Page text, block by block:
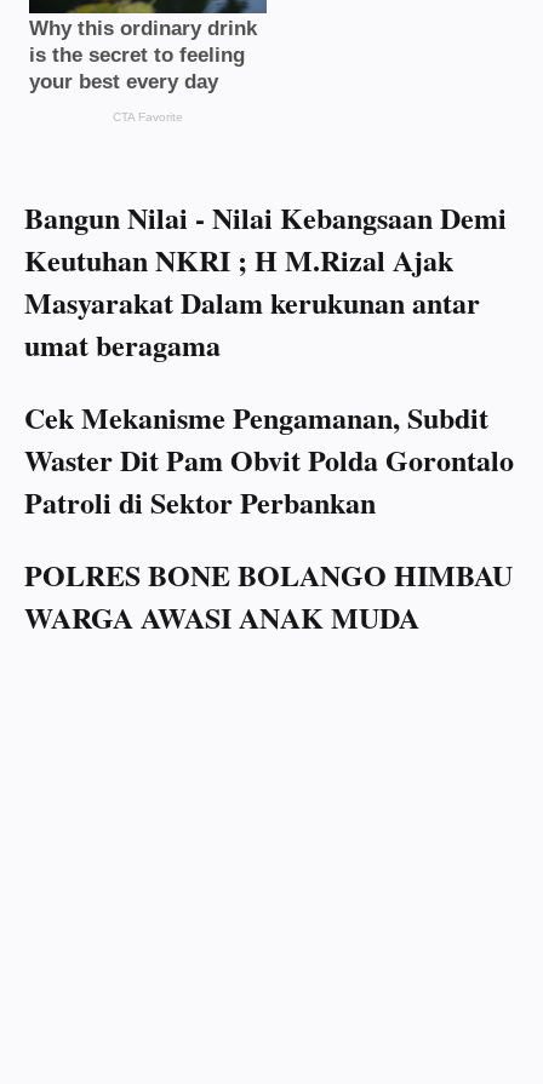
Bangun Nilai - Nilai Kebangsaan Demi
Keutuhan NKRI ; H M.Rizal Ajak
Masyarakat Dalam kerukunan antar
umat beragama
Cek Mekanisme Pengamanan, Subdit
Waster Dit Pam Obvit Polda Gorontalo
Patroli di Sektor Perbankan
POLRES BONE BOLANGO HIMBAU
WARGA AWASI ANAK MUDA